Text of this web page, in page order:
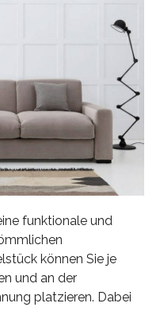
funktionale und
können Sie je
und an der
platzieren. Dabei